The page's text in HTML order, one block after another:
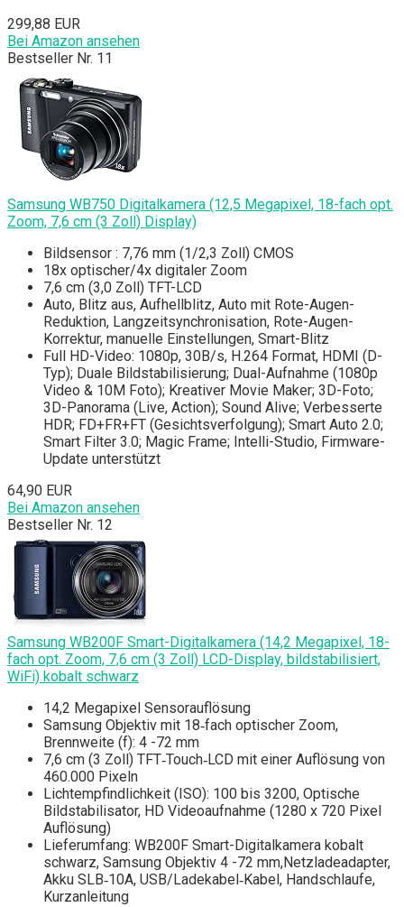
299,88 EUR
Bei Amazon ansehen
Bestseller Nr. 11
Samsung WB750 Digitalkamera (12,5 Megapixel, 18-fach opt.
Zoom, 7,6 cm (3 Zoll) Display)
Bildsensor : 7,76 mm (1/2,3 Zoll) CMOS
18x optischer/4x digitaler Zoom
7,6 cm (3,0 Zoll) TFT-LCD
Auto, Blitz aus, Aufhellblitz, Auto mit Rote-Augen-
Reduktion, Langzeitsynchronisation, Rote-Augen-
Korrektur, manuelle Einstellungen, Smart-Blitz
Full HD-Video: 1080p, 30B/s, H.264 Format, HDMI (D-
Typ); Duale Bildstabilisierung; Dual-Aufnahme (1080p
Video & 10M Foto); Kreativer Movie Maker; 3D-Foto;
3D-Panorama (Live, Action); Sound Alive; Verbesserte
HDR; FD+FR+FT (Gesichtsverfolgung); Smart Auto 2.0;
Smart Filter 3.0; Magic Frame; Intelli-Studio, Firmware-
Update unterstützt
64,90 EUR
Bei Amazon ansehen
Bestseller Nr. 12
Samsung WB200F Smart-Digitalkamera (14,2 Megapixel, 18-
fach opt. Zoom, 7,6 cm (3 Zoll) LCD-Display, bildstabilisiert,
WiFi) kobalt schwarz
14,2 Megapixel Sensorauflösung
Samsung Objektiv mit 18‐fach optischer Zoom,
Brennweite (f): 4 -72 mm
7,6 cm (3 Zoll) TFT‐Touch‐LCD mit einer Auflösung von
460.000 Pixeln
Lichtempfindlichkeit (ISO): 100 bis 3200, Optische
Bildstabilisator, HD Videoaufnahme (1280 x 720 Pixel
Auflösung)
Lieferumfang: WB200F Smart-Digitalkamera kobalt
schwarz, Samsung Objektiv 4 -72 mm,Netzladeadapter,
Akku SLB‐10A, USB/Ladekabel‐Kabel, Handschlaufe,
Kurzanleitung